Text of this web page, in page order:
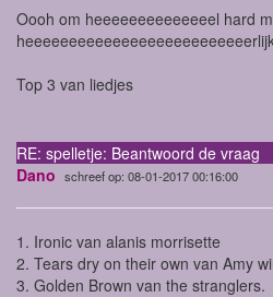
Oooh om heeeeeeeeeeeeeel hard
Top 3 van liedjes
RE: spelletje: Beantwoord de vraag
Dano schreef op: 08-01-2017 00:16:00
1. Ironic van alanis morrisette
2. Tears dry on their own van Amy
3. Golden Brown van the stranglers.